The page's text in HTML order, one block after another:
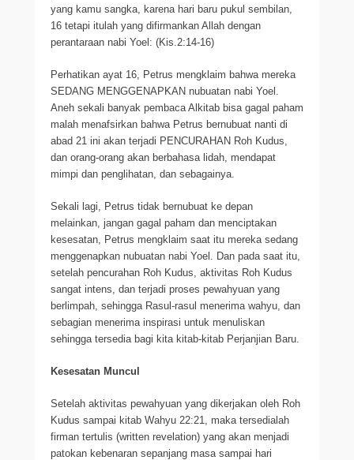
yang kamu sangka, karena hari baru pukul sembilan,
16 tetapi itulah yang difirmankan Allah dengan
perantaraan nabi Yoel: (Kis.2:14-16)
Perhatikan ayat 16, Petrus mengklaim bahwa mereka
SEDANG MENGGENAPKAN nubuatan nabi Yoel.
Aneh sekali banyak pembaca Alkitab bisa gagal paham
malah menafsirkan bahwa Petrus bernubuat nanti di
abad 21 ini akan terjadi PENCURAHAN Roh Kudus,
dan orang-orang akan berbahasa lidah, mendapat
mimpi dan penglihatan, dan sebagainya.
Sekali lagi, Petrus tidak bernubuat ke depan
melainkan, jangan gagal paham dan menciptakan
kesesatan, Petrus mengklaim saat itu mereka sedang
menggenapkan nubuatan nabi Yoel. Dan pada saat itu,
setelah pencurahan Roh Kudus, aktivitas Roh Kudus
sangat intens, dan terjadi proses pewahyuan yang
berlimpah, sehingga Rasul-rasul menerima wahyu, dan
sebagian menerima inspirasi untuk menuliskan
sehingga tersedia bagi kita kitab-kitab Perjanjian Baru.
Kesesatan Muncul
Setelah aktivitas pewahyuan yang dikerjakan oleh Roh
Kudus sampai kitab Wahyu 22:21, maka tersedialah
firman tertulis (written revelation) yang akan menjadi
patokan kebenaran sepanjang masa sampai hari